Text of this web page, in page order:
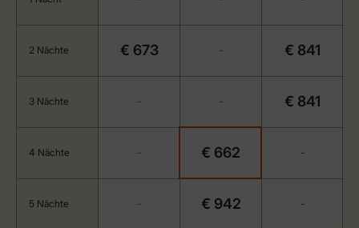
2 Nächte € 673 - € 841
3 Nächte - - € 841
4 Nächte - € 662 -
5 Nächte - € 942 -